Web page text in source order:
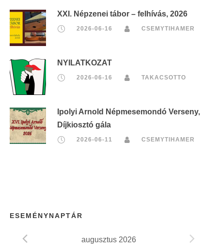
XXI. Népzenei tábor – felhívás, 2026
2026-06-16 CSEMYTIHAMER
NYILATKOZAT
2026-06-16 TAKACSOTTO
Ipolyi Arnold Népmesemondó Verseny,
Díjkiosztó gála
2026-06-11 CSEMYTIHAMER
ESEMÉNYNAPTÁR
augusztus 2026